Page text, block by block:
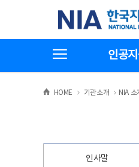
기
한국지능정보사회진흥원
인공
HOME >
기관소개 >NIA 소
인사말